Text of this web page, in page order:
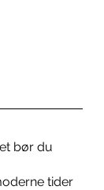
bør du
tider